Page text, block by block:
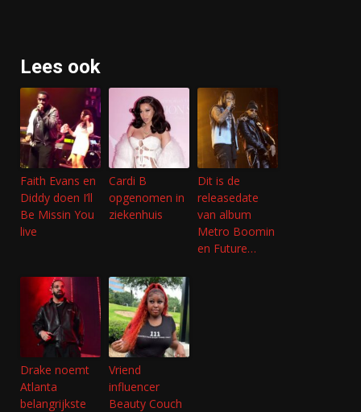
Lees ook
Faith Evans en
Diddy doen I’ll
Be Missin You
live
Cardi B
opgenomen in
ziekenhuis
Dit is de
releasedate
van album
Metro Boomin
en Future…
Drake noemt
Atlanta
belangrijkste
Vriend
influencer
Beauty Couch